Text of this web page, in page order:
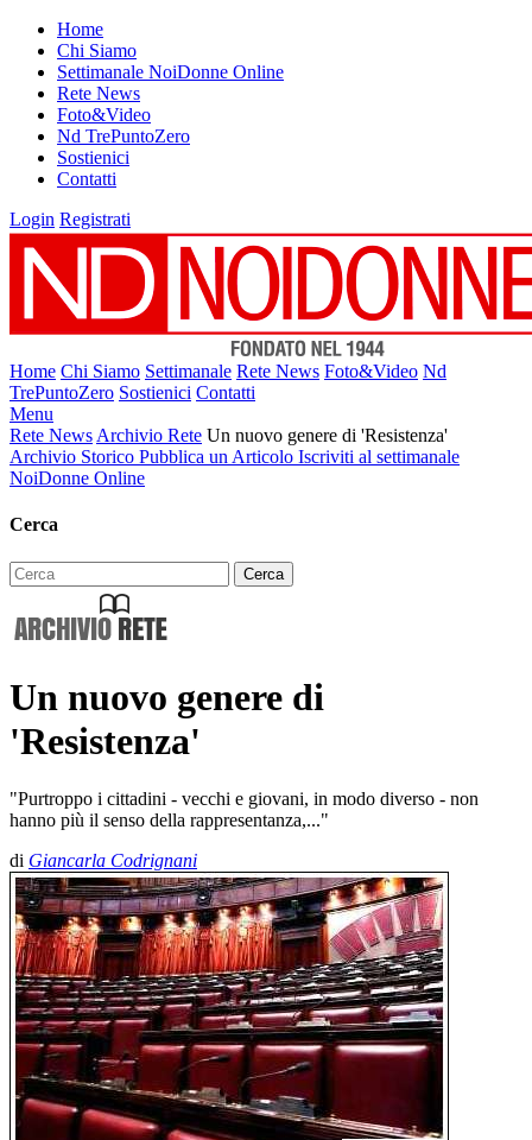
Home
Chi Siamo
Settimanale NoiDonne Online
Rete News
Foto&Video
Nd TrePuntoZero
Sostienici
Contatti
Login Registrati
Home Chi Siamo Settimanale Rete News Foto&Video Nd
TrePuntoZero Sostienici Contatti
Menu
Rete News Archivio Rete Un nuovo genere di 'Resistenza'
Archivio Storico Pubblica un Articolo Iscriviti al settimanale
NoiDonne Online
Cerca
Un nuovo genere di
'Resistenza'
"Purtroppo i cittadini - vecchi e giovani, in modo diverso - non
hanno più il senso della rappresentanza,..."
di Giancarla Codrignani